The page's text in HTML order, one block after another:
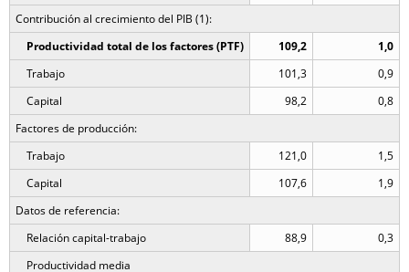
Contribución al crecimiento del PIB (1):
Productividad total de los factores (PTF)
109,2
1,0
Trabajo
101,3
0,9
Capital
98,2
0,8
Factores de producción:
Trabajo
121,0
1,5
Capital
107,6
1,9
Datos de referencia:
Relación capital-trabajo
88,9
0,3
Productividad media